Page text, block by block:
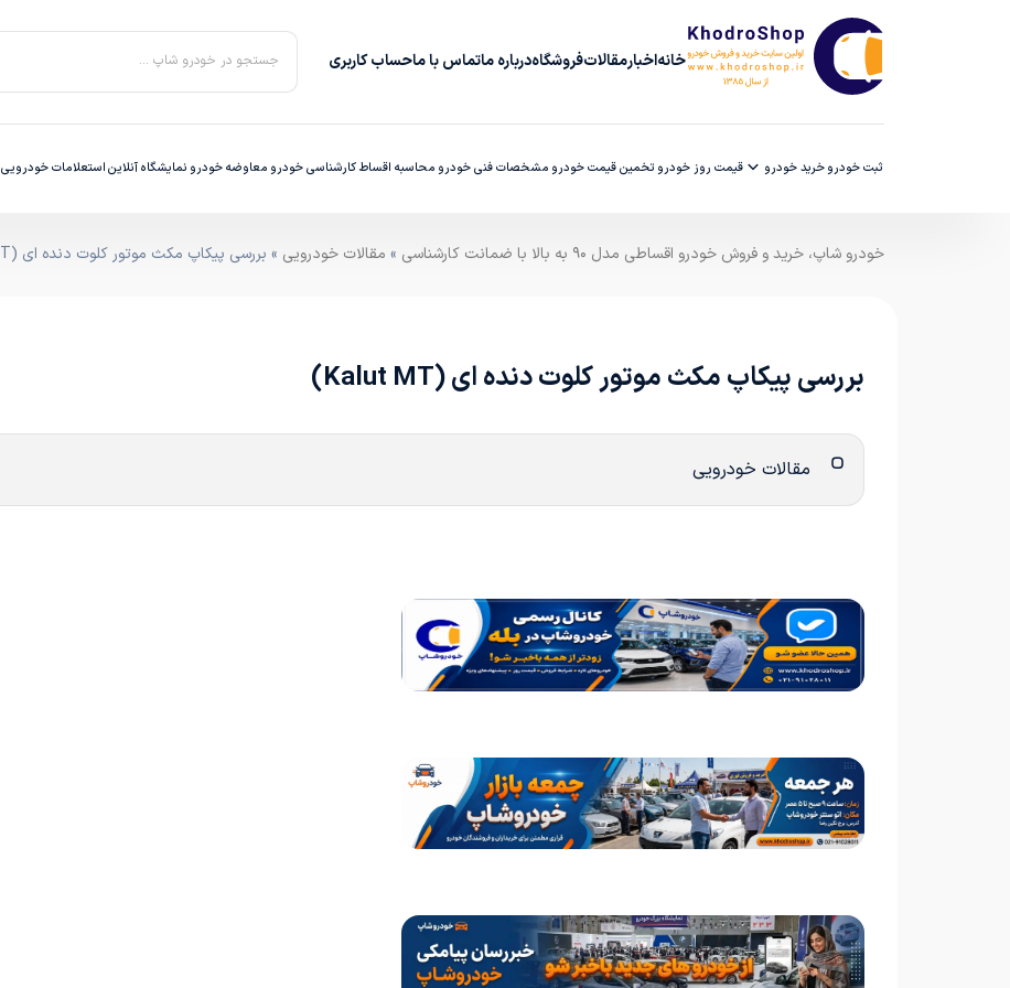
خانهاخبارمقالاتفروشگاهدرباره‌ ماتماس با ماحساب کاربری جستجو در خودرو شاپ ...
ثبت خودروخرید خودرو قیمت روز خودرو تخمین قیمت خودرو مشخصات فنی خودرو محاسبه اقساطکارشناسی خودرو معاوضه خودرو نمایشگاه آنلایناستعلامات خودرویی
خودرو شاپ، خرید و فروش خودرو اقساطی مدل ۹۰ به بالا با ضمانت کارشناسی » مقالات خودرویی » بررسی پیکاپ مکث موتور کلوت دنده ای (Kalut MT)
بررسی پیکاپ مکث موتور کلوت دنده ای (Kalut MT)
مقالات خودرویی